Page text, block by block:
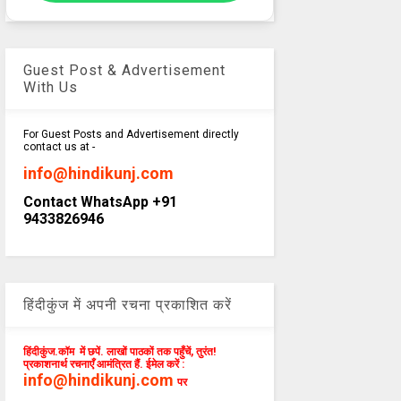
Guest Post & Advertisement
With Us
For Guest Posts and Advertisement directly
contact us at -
info@hindikunj.com
Contact WhatsApp +91
9433826946
हिंदीकुंज में अपनी रचना प्रकाशित करें
हिंदीकुंज.कॉम में छपें. लाखों पाठकों तक पहुँचें, तुरंत!
प्रकाशनार्थ रचनाएँ आमंत्रित हैं. ईमेल करें :
info@hindikunj.com पर